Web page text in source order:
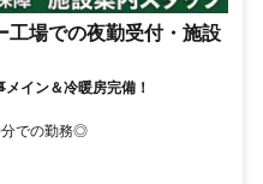
場での夜勤受付・施設
イン＆冷暖房完備！
分での勤務◎